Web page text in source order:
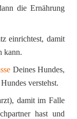
die Ernährung
einrichtest, damit
kann.
Deines Hundes,
verstehst.
damit im Falle
hast und